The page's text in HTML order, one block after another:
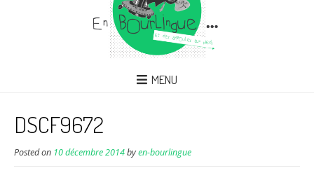
MENU
DSCF9672
Posted on 10 décembre 2014byen-bourlingue